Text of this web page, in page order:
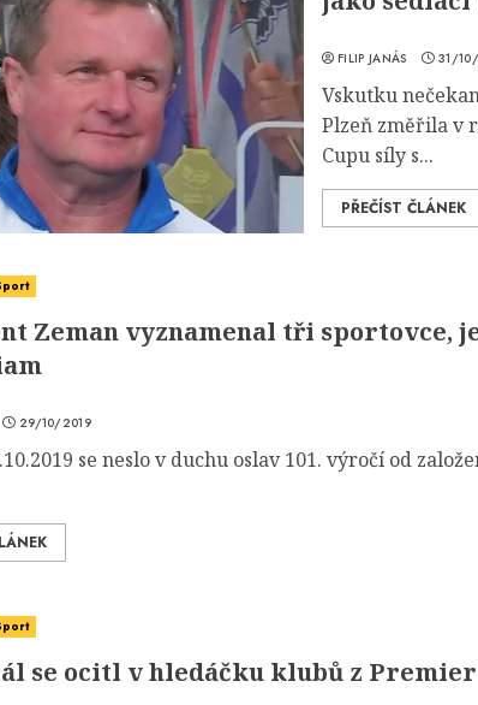
FILIP JANÁS 31/
Vskutku
Plzeň změřila v
Cupu síly s...
PŘEČÍST ČLÁNEK
Zeman vyznamenal tři sportovce,
29/10/2019
se neslo v duchu oslav 101. výročí od
se ocitl v hledáčku klubů z Premier